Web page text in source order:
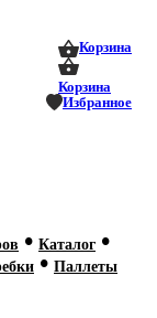
Корзина
Корзина
Избранное
• Каталог •
• Паллеты